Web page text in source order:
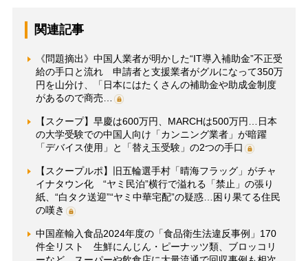
関連記事
《問題摘出》中国人業者が明かした“IT導入補助金”不正受
給の手口と流れ 申請者と支援業者がグルになって350万
円を山分け、「日本にはたくさんの補助金や助成金制度
があるので商売…
【スクープ】早慶は600万円、MARCHは500万円…日本
の大学受験での中国人向け「カンニング業者」が暗躍
「デバイス使用」と「替え玉受験」の2つの手口
【スクープルポ】旧五輪選手村「晴海フラッグ」がチャ
イナタウン化 “ヤミ民泊”横行で溢れる「禁止」の張り
紙、“白タク送迎”“ヤミ中華宅配”の疑惑…困り果てる住民
の嘆き
中国産輸入食品2024年度の「食品衛生法違反事例」170
件全リスト 生鮮にんじん・ピーナッツ類、ブロッコリ